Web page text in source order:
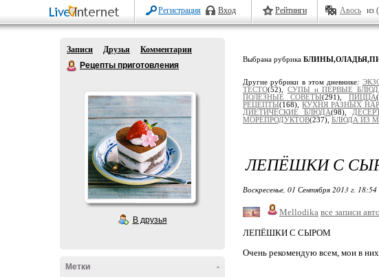
Регистрация Вход Рейтинги Авось из
Записи Друзья
Комментарии
Рецепты приготовления
В друзья
-
Метки
Выбрана рубрика
Другие рубрики в этом дневнике:
ТЕСТО(52), СУПЫ и ПЕРВЫЕ
ПОЛЕЗНЫЕ СОВЕТЫ(291), ПИЦЦА
РЕЦЕПТЫ(168),КУХНЯ РАЗНЫХ
ДИЕТИЧЕСКИЕ БЛЮДА(98),
МОРЕПРОДУКТОВ(237), БЛЮДА ИЗ
ЛЕПЁШКИ С
Воскресенье, 01 Сентября 2013 г. 18:54
Mellodika все записи
ЛЕПЁШКИ С СЫРОМ
Очень рекомендую всем, мои в